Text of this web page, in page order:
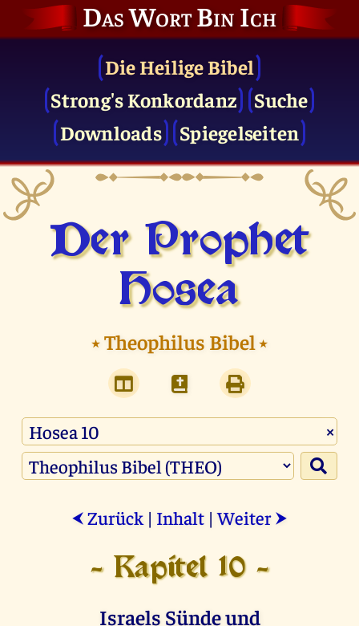
Das Wort Bin Ich
Die Heilige Bibel
Strong's Konkordanz
Suche
Downloads
Spiegelseiten
Der Prophet
Hosea
⭑Theophilus Bibel⭑
×
⮜ Zurück | Inhalt |Weiter ⮞
- Kapitel 10 -
Israels Sünde und